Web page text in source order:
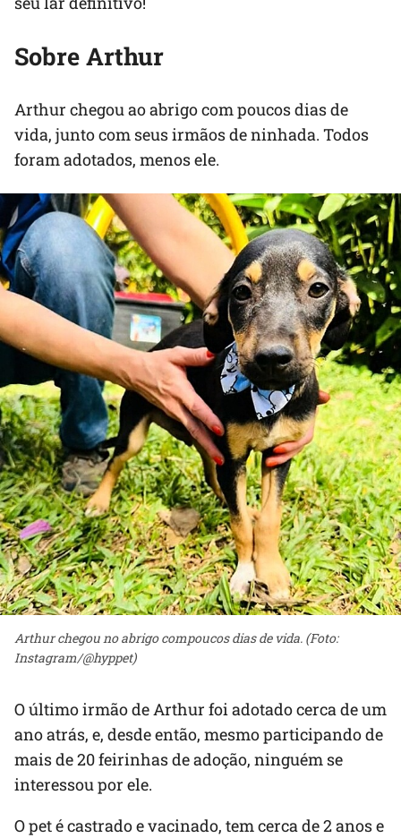
Sobre Arthur
Arthur chegou ao abrigo com poucos dias de
vida, junto com seus irmãos de ninhada. Todos
foram adotados, menos ele.
Arthur chegou no abrigo compoucos dias de vida. (Foto:
Instagram/@hyppet)
O último irmão de Arthur foi adotado cerca de um
ano atrás, e, desde então, mesmo participando de
mais de 20 feirinhas de adoção, ninguém se
interessou por ele.
O pet é castrado e vacinado, tem cerca de 2 anos e